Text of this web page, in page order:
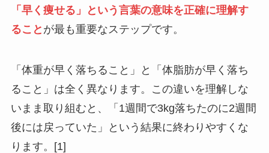
「早く痩せる」という言葉の意味を正確に理解す
ること が最も重要なステップです。
「体重が早く落ちること」と「体脂肪が早く落ち
ること」は全く異なります。この違いを理解しな
いまま取り組むと、「1週間で3kg落ちたのに2週間
後には戻っていた」という結果に終わりやすくな
ります。[1]